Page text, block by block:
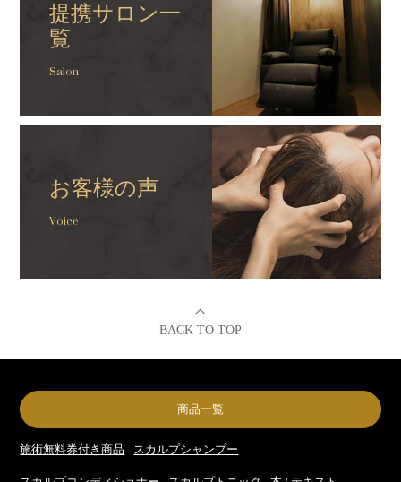
提携サロン一
覧
Salon
お客様の声
Voice
BACK TO TOP
商品一覧
施術無料券付き商品 スカルプシャンプー